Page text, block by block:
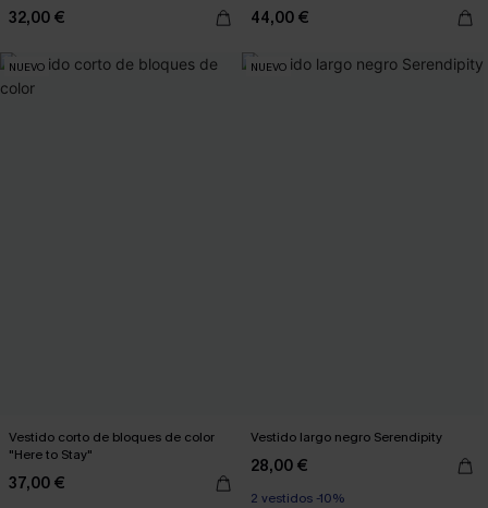
32,00 € 44,00 €
NUEVO
Vestido corto de bloques de color
"Here to Stay"
37,00 €
NUEVO
Vestido largo negro Serendipity
28,00 €
2 vestidos -10%